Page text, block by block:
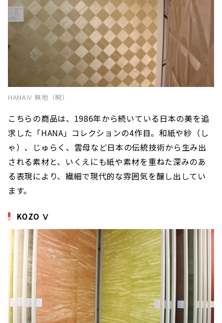
HANAⅣ 無地（桐）
こちらの商品は、1986年から続いている日本の美を追
求した「HANA」コレクションの4作目。和紙や紗（し
ゃ）、じゅらく、雲母など日本の伝統技術から生み出
される素材と、いくえにも紙や素材を重ねた深みのあ
る表現により、繊細で現代的な雰囲気を醸し出してい
ます。
KOZO Ⅴ